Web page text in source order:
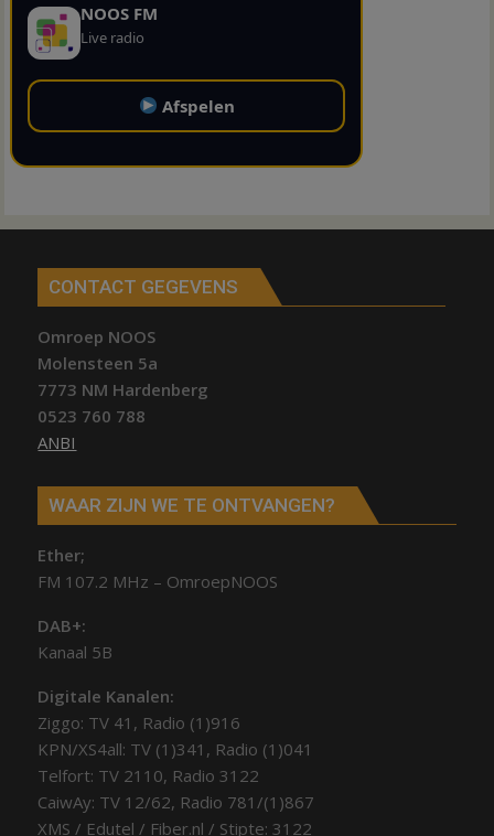
NOOS FM
Live radio
Afspelen
CONTACT GEGEVENS
Omroep NOOS
Molensteen 5a
7773 NM Hardenberg
0523 760 788
ANBI
WAAR ZIJN WE TE ONTVANGEN?
Ether;
FM 107.2 MHz – OmroepNOOS
DAB+:
Kanaal 5B
Digitale Kanalen:
Ziggo: TV 41, Radio (1)916
KPN/XS4all: TV (1)341, Radio (1)041
Telfort: TV 2110, Radio 3122
CaiwAy: TV 12/62, Radio 781/(1)867
XMS / Edutel / Fiber.nl / Stipte: 3122